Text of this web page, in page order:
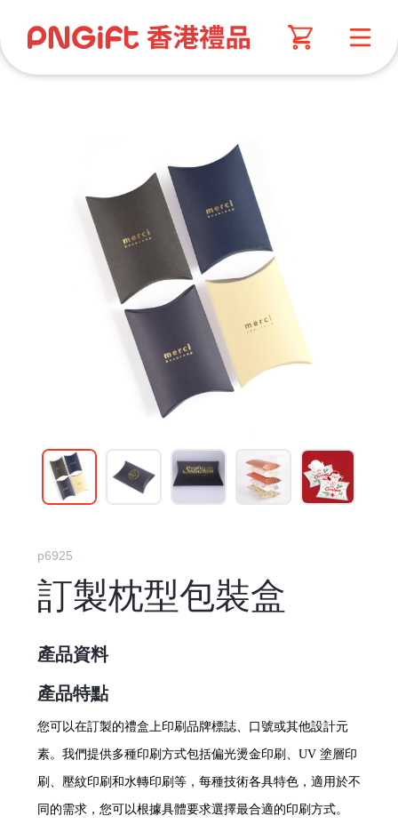
p6925
訂製枕型包裝盒
產品資料
產品特點
您可以在訂製的禮盒上印刷品牌標誌、口號或其他設計元
素。我們提供多種印刷方式包括偏光燙金印刷、UV 塗層印
刷、壓紋印刷和水轉印刷等，每種技術各具特色，適用於不
同的需求，您可以根據具體要求選擇最合適的印刷方式。